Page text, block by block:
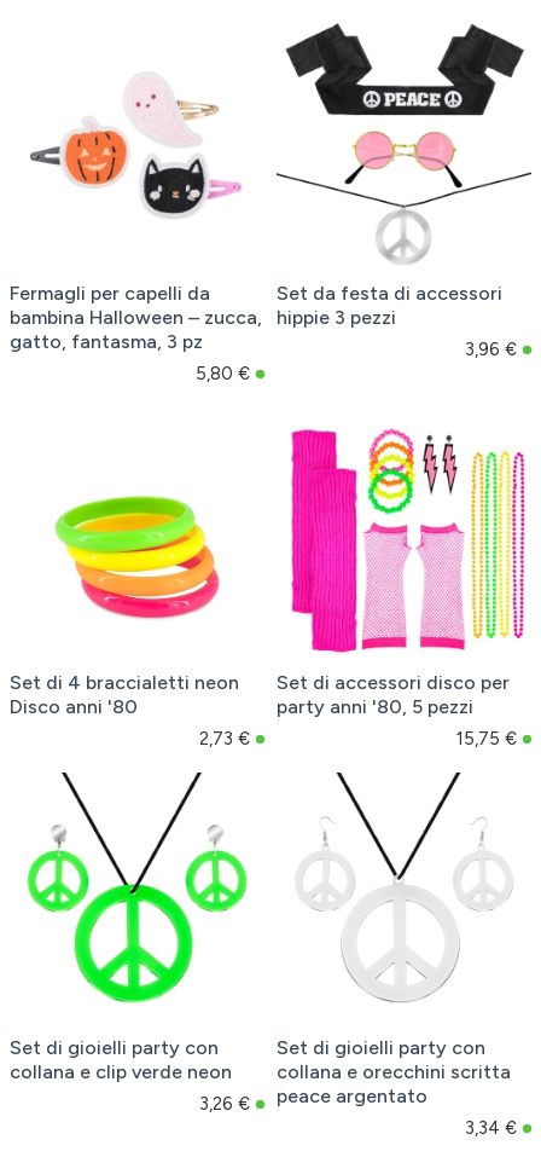
Fermagli per capelli da
bambina Halloween – zucca,
gatto, fantasma, 3 pz
5,80 €
Set da festa di accessori
hippie 3 pezzi
3,96 €
Set di 4 braccialetti neon
Disco anni '80
2,73 €
Set di accessori disco per
party anni '80, 5 pezzi
15,75 €
Set di gioielli party con
collana e clip verde neon
3,26 €
Set di gioielli party con
collana e orecchini scritta
peace argentato
3,34 €